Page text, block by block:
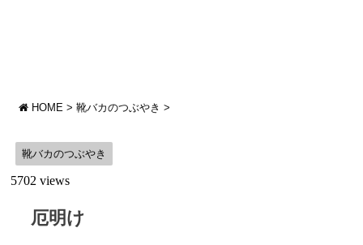
HOME > 靴バカのつぶやき >
靴バカのつぶやき
5702 views
厄明け